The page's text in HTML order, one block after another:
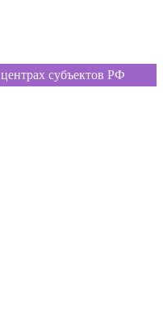
субъектов РФ